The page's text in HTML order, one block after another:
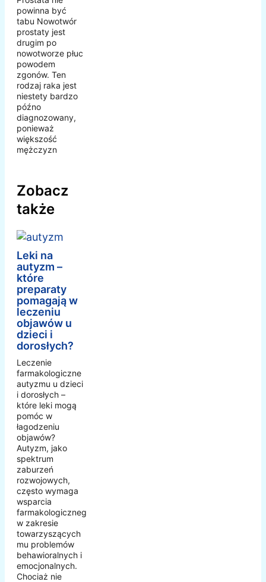
powinna być
tabu Nowotwór
prostaty jest
drugim po
nowotworze płuc
powodem
zgonów. Ten
rodzaj raka jest
niestety bardzo
późno
diagnozowany,
ponieważ
większość
mężczyzn
Zobacz
także
Leki na
autyzm –
które
preparaty
pomagają w
leczeniu
objawów u
dzieci i
dorosłych?
Leczenie
farmakologiczne
autyzmu u dzieci
i dorosłych –
które leki mogą
pomóc w
łagodzeniu
objawów?
Autyzm, jako
spektrum
zaburzeń
rozwojowych,
często wymaga
wsparcia
farmakologicznego
w zakresie
towarzyszących
mu problemów
behawioralnych i
emocjonalnych.
Chociaż nie